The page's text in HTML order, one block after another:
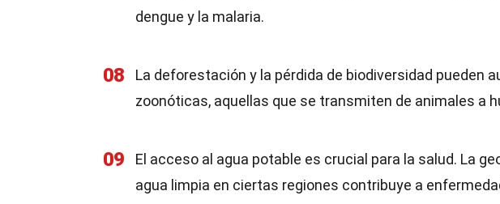
dengue y la malaria.
08
La deforestación y la pérdida de biodiversidad pueden
zoonóticas, aquellas que se transmiten de animales a
09
El acceso al agua potable es crucial para la salud. La
agua limpia en ciertas regiones contribuye a